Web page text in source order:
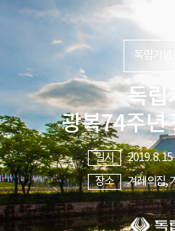
독립기념
독립
광복74주년
일시
2019. 8. 15
장소
겨레의집,